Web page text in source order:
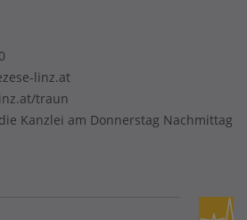
linz.at
traun
Kanzlei am Donnerstag Nachmittag